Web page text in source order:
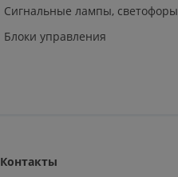
Сигнальные лампы, светофоры
Блоки управления
Контакты